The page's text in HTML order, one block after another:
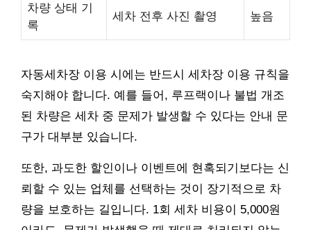
차량 상태 기
록
세차 전후 사진 촬영 높음
자동세차장 이용 시에는 반드시 세차장 이용 규칙을
숙지해야 합니다. 예를 들어, 루프랙이나 불법 개조
된 차량은 세차 중 문제가 발생할 수 있다는 안내 문
구가 대부분 있습니다.
또한, 과도한 할인이나 이벤트에 현혹되기보다는 신
뢰할 수 있는 업체를 선택하는 것이 장기적으로 차
량을 보호하는 길입니다. 1회 세차 비용이 5,000원